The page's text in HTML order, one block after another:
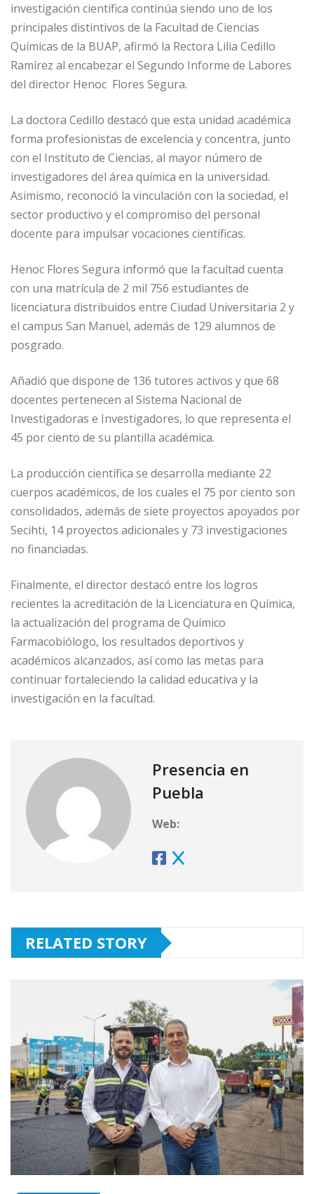
investigación científica continúa siendo uno de los
principales distintivos de la Facultad de Ciencias
Químicas de la BUAP, afirmó la Rectora Lilia Cedillo
Ramírez al encabezar el Segundo Informe de Labores
del director Henoc Flores Segura.
La doctora Cedillo destacó que esta unidad académica
forma profesionistas de excelencia y concentra, junto
con el Instituto de Ciencias, al mayor número de
investigadores del área química en la universidad.
Asimismo, reconoció la vinculación con la sociedad, el
sector productivo y el compromiso del personal
docente para impulsar vocaciones científicas.
Henoc Flores Segura informó que la facultad cuenta
con una matrícula de 2 mil 756 estudiantes de
licenciatura distribuidos entre Ciudad Universitaria 2 y
el campus San Manuel, además de 129 alumnos de
posgrado.
Añadió que dispone de 136 tutores activos y que 68
docentes pertenecen al Sistema Nacional de
Investigadoras e Investigadores, lo que representa el
45 por ciento de su plantilla académica.
La producción científica se desarrolla mediante 22
cuerpos académicos, de los cuales el 75 por ciento son
consolidados, además de siete proyectos apoyados por
Secihti, 14 proyectos adicionales y 73 investigaciones
no financiadas.
Finalmente, el director destacó entre los logros
recientes la acreditación de la Licenciatura en Química,
la actualización del programa de Químico
Farmacobiólogo, los resultados deportivos y
académicos alcanzados, así como las metas para
continuar fortaleciendo la calidad educativa y la
investigación en la facultad.
Presencia en
Puebla
Web:
RELATED STORY